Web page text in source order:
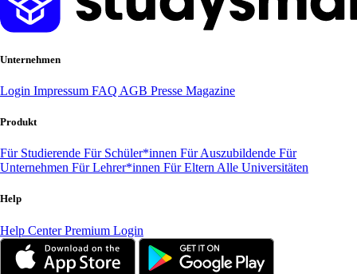
Unternehmen
Login Impressum FAQ AGB Presse Magazine
Produkt
Für Studierende Für Schüler*innen Für Auszubildende Für
Unternehmen Für Lehrer*innen Für Eltern Alle Universitäten
Help
Help CenterPremium Login